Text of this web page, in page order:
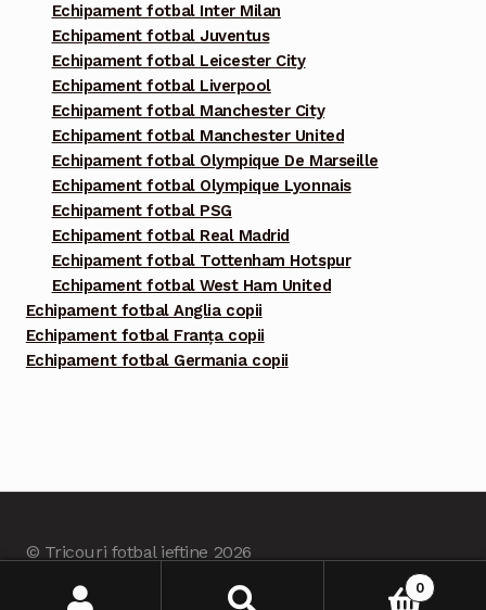
Echipament fotbal Inter Milan
Echipament fotbal Juventus
Echipament fotbal Leicester City
Echipament fotbal Liverpool
Echipament fotbal Manchester City
Echipament fotbal Manchester United
Echipament fotbal Olympique De Marseille
Echipament fotbal Olympique Lyonnais
Echipament fotbal PSG
Echipament fotbal Real Madrid
Echipament fotbal Tottenham Hotspur
Echipament fotbal West Ham United
Echipament fotbal Anglia copii
Echipament fotbal Franța copii
Echipament fotbal Germania copii
© Tricouri fotbal ieftine 2026
0